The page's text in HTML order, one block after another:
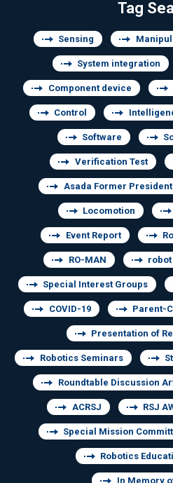
Tag
Sensing
System integration
Component device
Control
Software
Verification Test
Asada Former
Locomotion
Event Report
RO-MAN
Special Interest Groups
COVID-19 Parent-
Presentation of
Robotics Seminars
Roundtable Discussion
ACRSJ RSJ
Special Mission
Robotics
In Memory